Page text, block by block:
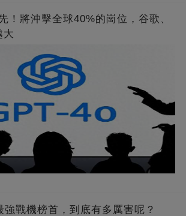
！將沖擊全球40%的崗位，谷歌、
大
強戰機榜首，到底有多厲害呢？